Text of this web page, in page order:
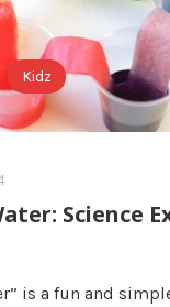
Kidz
Science
is a fun and